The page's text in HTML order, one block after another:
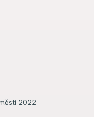
2022